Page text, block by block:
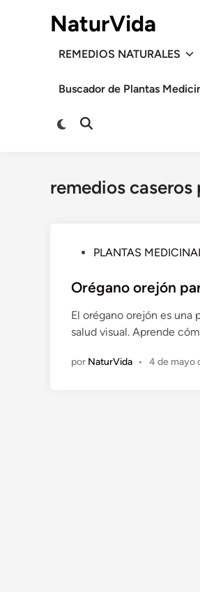
NaturVida
REMEDIOS NATURALES
Buscador de Plantas
Cambiar
Abrir
remedios caseros
b
i
c
d
PLANTAS
Orégano orejón
El orégano orejón es
salud visual. Aprende
por NaturVida • 4 de mayo